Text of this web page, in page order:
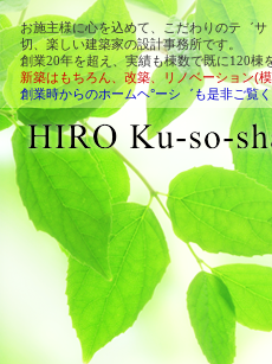
お施主様に心を込めて、こだわりのテ゛
切、楽しい建築家の設計事務所です。
創業20年を超え、実績も棟数で既に120棟
新築はもちろん、改築、リノベーション(
創業時からのホームヘ°ーシ゛も是非ご覧